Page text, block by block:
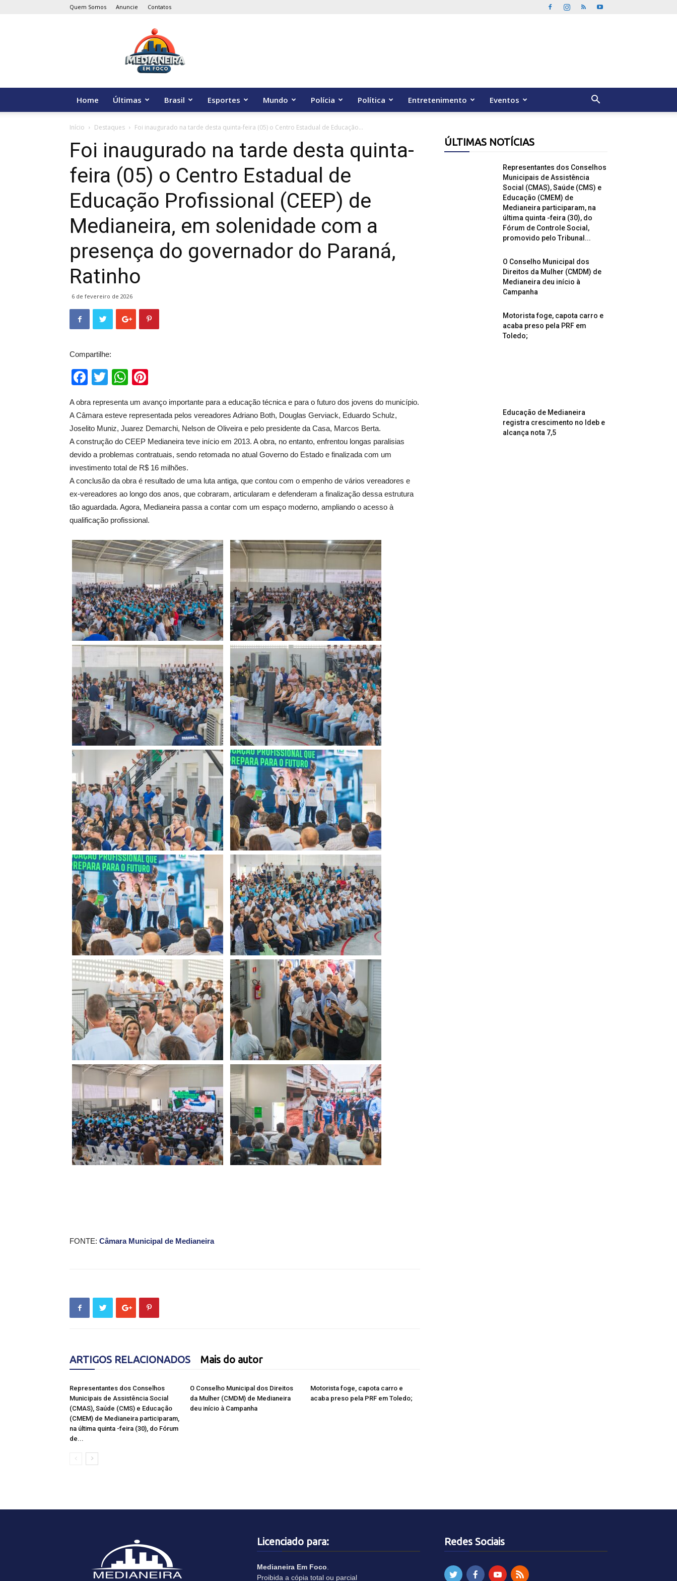
Quem Somos Anuncie Contatos
Home Últimas Brasil Esportes Mundo Polícia Política Entretenimento Eventos
Início Destaques Foi inaugurado na tarde desta quinta-feira (05) o Centro Estadual de Educação...
Foi inaugurado na tarde desta quinta-
feira (05) o Centro Estadual de
Educação Profissional (CEEP) de
Medianeira, em solenidade com a
presença do governador do Paraná,
Ratinho
6 de fevereiro de 2026
Compartilhe:
Facebook
TwitterWhatsApp
A obra representa um avanço importante para a educação técnica e para o futuro dos jovens do município.
A Câmara esteve representada pelos vereadores Adriano Both, Douglas Gerviack, Eduardo Schulz,
Joselito Muniz, Juarez Demarchi, Nelson de Oliveira e pelo presidente da Casa, Marcos Berta.
A construção do CEEP Medianeira teve início em 2013. A obra, no entanto, enfrentou longas paralisias
devido a problemas contratuais, sendo retomada no atual Governo do Estado e finalizada com um
investimento total de R$ 16 milhões.
A conclusão da obra é resultado de uma luta antiga, que contou com o empenho de vários vereadores e
ex-vereadores ao longo dos anos, que cobraram, articularam e defenderam a finalização dessa estrutura
tão aguardada. Agora, Medianeira passa a contar com um espaço moderno, ampliando o acesso à
qualificação profissional.
FONTE: Câmara Municipal de Medianeira
ARTIGOS RELACIONADOS Mais do autor
Representantes dos Conselhos
Municipais de Assistência Social
(CMAS), Saúde (CMS) e Educação
(CMEM) de Medianeira participaram,
na última quinta -feira (30), do Fórum
de...
O Conselho Municipal dos Direitos
da Mulher (CMDM) de Medianeira
deu início à Campanha
Motorista foge, capota carro e
acaba preso pela PRF em Toledo;
ÚLTIMAS NOTÍCIAS
Representantes dos Conselhos
Municipais de Assistência
Social (CMAS), Saúde (CMS) e
Educação (CMEM) de
Medianeira participaram, na
última quinta -feira (30), do
Fórum de Controle Social,
promovido pelo Tribunal...
O Conselho Municipal dos
Direitos da Mulher (CMDM) de
Medianeira deu início à
Campanha
Motorista foge, capota carro e
acaba preso pela PRF em
Toledo;
Educação de Medianeira
registra crescimento no Ideb e
alcança nota 7,5
Licenciado para:
Medianeira Em Foco
Proibida a cópia total ou parcial
Redes Sociais